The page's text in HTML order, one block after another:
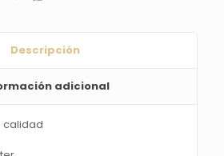
Descripción
adicional
calidad